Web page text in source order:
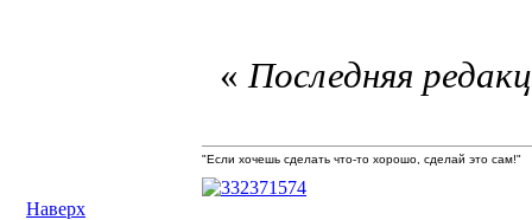
Наверх
«Последняя
"Если хочешь сделать что-то хорошо, сделай это сам!"